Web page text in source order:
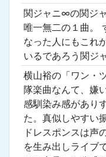
関ジャニ∞の関ジ
唯一無二の１曲。
なった人にもこれ
いるであろう関ジ
横山裕の「ワン・
隊楽曲なんて、嫌
感馴染み感があり
た。真似しやすい
ドレスポンスは声
を生み出しライブ